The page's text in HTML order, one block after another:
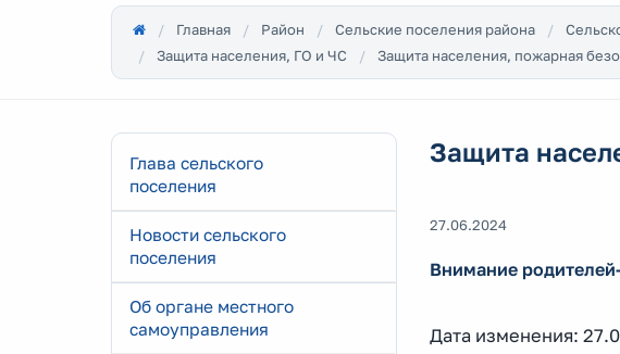
Главная Район Сельские поселения района
Защита населения, ГО и ЧС
Защита населения, пожарная
Глава сельского
поселения
Новости сельского
поселения
Об органе местного
самоуправления
Защита
27.06.2024
Внимание
Дата изменения: